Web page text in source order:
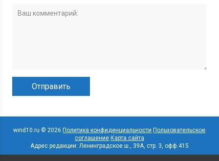
wind10.ru © 2026Политика конфиденциальности Пользовательское
соглашение Карта сайта
Адрес редакции: Ленинградское ш., 39А, стр. 3, офф.415